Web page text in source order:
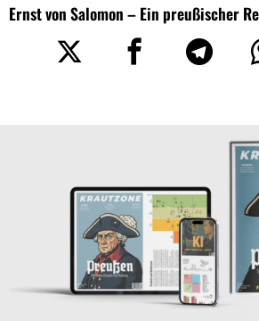
Ernst von Salomon – Ein preußischer